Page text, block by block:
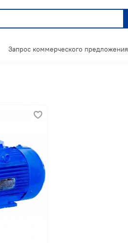
Запрос коммерческого предложения